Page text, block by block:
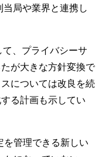
局や業界と連携し
、プライバシーサ
が大きな方針変換で
については改良を続
る計画も示してい
を管理できる新しい